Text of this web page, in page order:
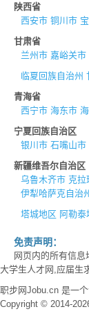
陕西省
西安市 铜川市
甘肃省
兰州市 嘉峪关市
临夏回族自治州
青海省
西宁市 海东市
宁夏回族自治区
银川市 石嘴山市
新疆维吾尔自治区
乌鲁木齐市 克拉
伊犁哈萨克自治
塔城地区 阿勒泰
免责声明：
网页内的所有信
大学生人才网,应届生
职步网Jobu.cn 是一
Copyright © 2014-